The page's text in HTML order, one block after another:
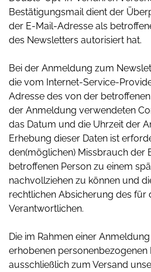
Bestätigungsmail dient der
der E-Mail-Adresse als
des Newsletters autorisiert hat.
Bei der Anmeldung zum
die vom Internet-Service-
Adresse des von der
der Anmeldung verwendeten
das Datum und die Uhrzeit der
Erhebung dieser Daten ist
den(möglichen) Missbrauch der
betroffenen Person zu einem
nachvollziehen zu können und
rechtlichen Absicherung des für
Verantwortlichen.
Die im Rahmen einer
erhobenen personenbezogenen
ausschließlich zum Versand